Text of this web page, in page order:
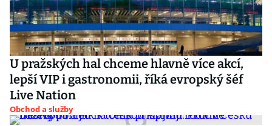
U pražských hal chceme hlavně více akcí,
lepší VIP i gastronomii, říká evropský šéf
Live Nation
Obchod a služby